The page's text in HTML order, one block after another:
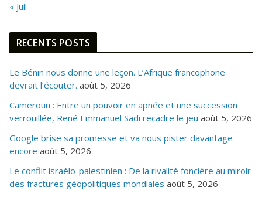
« Juil
RECENTS POSTS
Le Bénin nous donne une leçon. L’Afrique francophone
devrait l’écouter. août 5, 2026
Cameroun : Entre un pouvoir en apnée et une succession
verrouillée, René Emmanuel Sadi recadre le jeu août 5, 2026
Google brise sa promesse et va nous pister davantage
encore août 5, 2026
Le conflit israélo-palestinien : De la rivalité foncière au miroir
des fractures géopolitiques mondiales août 5, 2026